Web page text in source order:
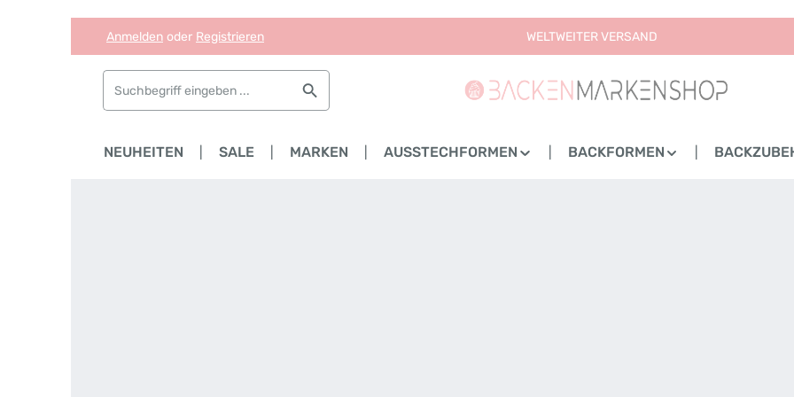
Zum Hauptinhalt springen
Zur Suche springen
Zur Hauptnavigation springen
Anmelden oder Registrieren WELTWEITER VERSAND
NEUHEITEN SALE MARKEN AUSSTECHFORMEN BACKFORMEN